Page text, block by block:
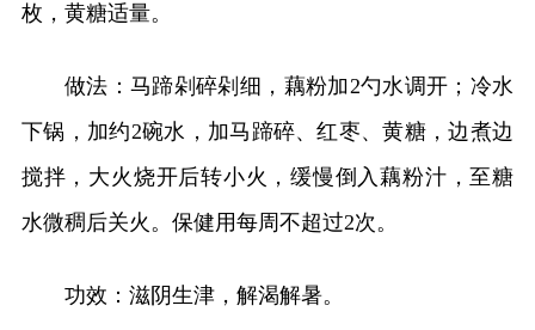
枚，黄糖适量。
做法：马蹄剁碎剁细，藕粉加2勺水调开；冷水
下锅，加约2碗水，加马蹄碎、红枣、黄糖，边煮边
搅拌，大火烧开后转小火，缓慢倒入藕粉汁，至糖
水微稠后关火。保健用每周不超过2次。
功效：滋阴生津，解渴解暑。